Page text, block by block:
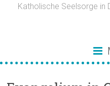
Katholische Seelsorge in